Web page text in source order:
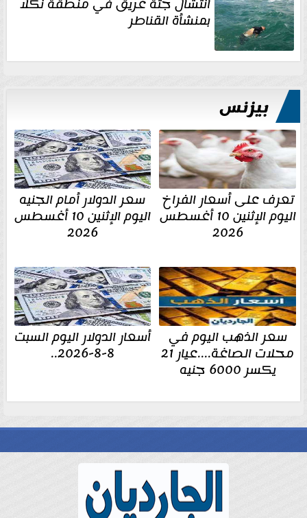
بمنشأة القناطر
بيزنس
تعرف على أسعار الفراخ
اليوم الإثنين 10 أغسطس
2026
سعر الدولار أمام الجنيه
اليوم الإثنين 10 أغسطس
2026
سعر الذهب اليوم في
محلات الصاغة....عيار 21
يكسر 6000 جنيه
أسعار الدولار اليوم السبت
8-8-2026..